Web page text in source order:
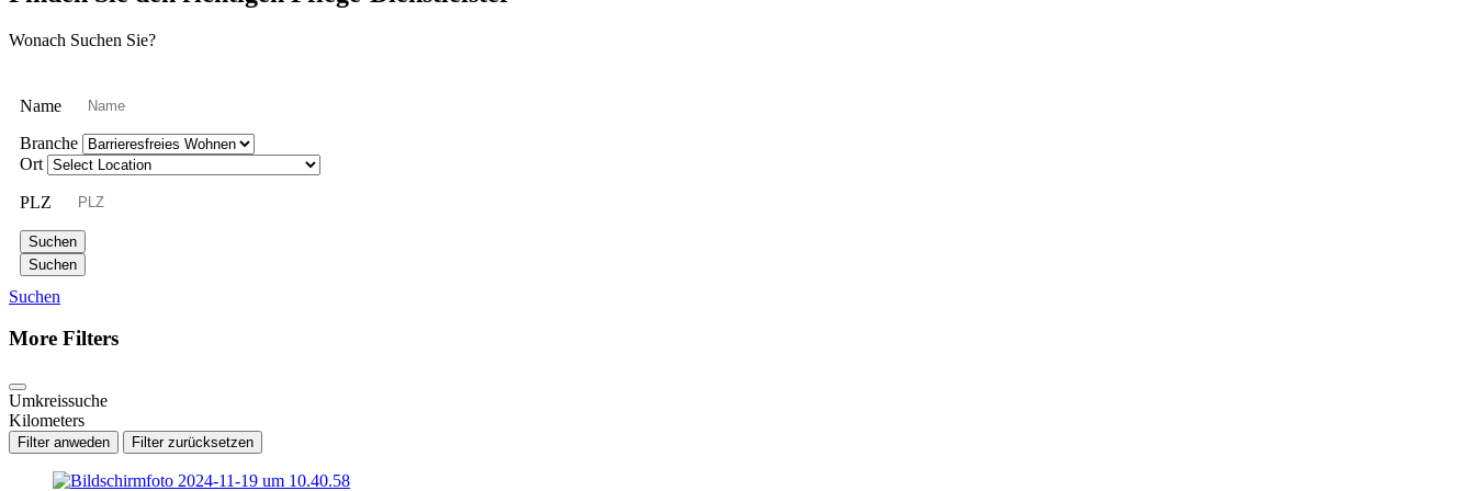
Wonach Suchen Sie?
Name
Branche
Ort
PLZ
Suchen
Suchen
Suchen
More Filters
Umkreissuche
Kilometers
Filter anweden Filter zurücksetzen